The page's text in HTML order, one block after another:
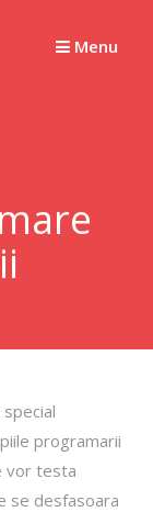
Menu
programarii
vor testa
se desfasoara